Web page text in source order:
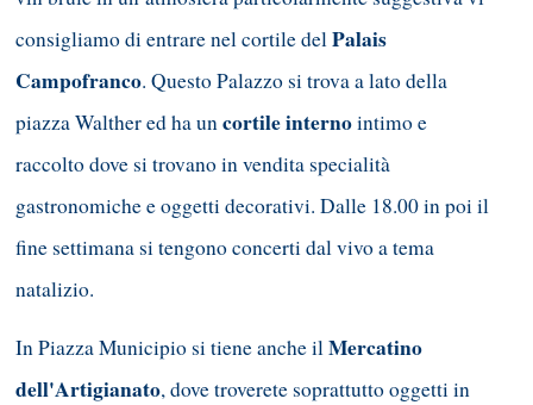
consigliamo di entrare nel cortile delPalais
Campofranco. Questo Palazzo si trova a lato della
piazza Walther ed ha uncortile internointimo e
raccolto dove si trovano in vendita specialità
gastronomiche e oggetti decorativi. Dalle 18.00 in poi il
fine settimana si tengono concerti dal vivo a tema
natalizio.
In Piazza Municipio si tiene anche il Mercatino
dell'Artigianato, dove troverete soprattutto oggetti in